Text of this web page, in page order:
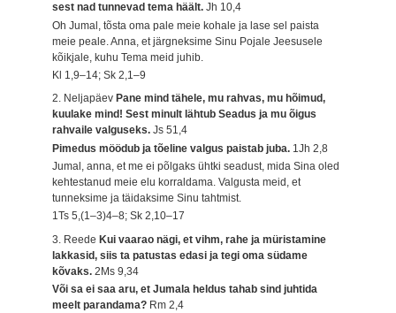
sest nad tunnevad tema häält.Jh 10,4
Oh Jumal, tõsta oma pale meie kohale ja lase sel paista
meie peale. Anna, et järgneksime Sinu Pojale Jeesusele
kõikjale, kuhu Tema meid juhib.
Kl 1,9–14; Sk 2,1–9
2. Neljapäev Pane mind tähele, mu rahvas, mu hõimud,
kuulake mind! Sest minult lähtub Seadus ja mu õigus
rahvaile valguseks.Js 51,4
Pimedus möödub ja tõeline valgus paistab juba. 1Jh 2,8
Jumal, anna, et me ei põlgaks ühtki seadust, mida Sina oled
kehtestanud meie elu korraldama. Valgusta meid, et
tunneksime ja täidaksime Sinu tahtmist.
1Ts 5,(1–3)4–8; Sk 2,10–17
3. ReedeKui vaarao nägi, et vihm, rahe ja müristamine
lakkasid, siis ta patustas edasi ja tegi oma südame
kõvaks.2Ms 9,34
Või sa ei saa aru, et Jumala heldus tahab sind juhtida
meelt parandama? Rm 2,4